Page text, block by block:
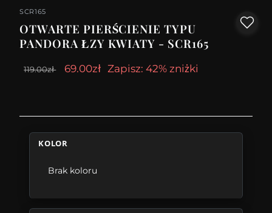
SCR165
OTWARTE PIERŚCIENIE TYPU
PANDORA ŁZY KWIATY - SCR165
119.00zł 69.00zł Zapisz: 42% zniżki
KOLOR
Brak koloru